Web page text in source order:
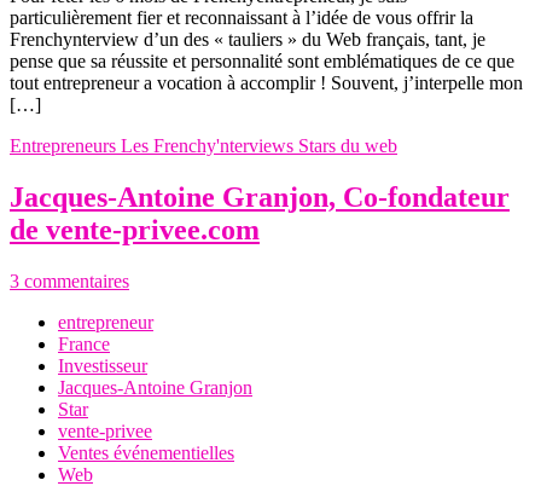
particulièrement fier et reconnaissant à l’idée de vous offrir la
Frenchynterview d’un des « tauliers » du Web français, tant, je
pense que sa réussite et personnalité sont emblématiques de ce que
tout entrepreneur a vocation à accomplir ! Souvent, j’interpelle mon
[…]
Entrepreneurs Les Frenchy'nterviews Stars du web
Jacques-Antoine Granjon, Co-fondateur
de vente-privee.com
3 commentaires
entrepreneur
France
Investisseur
Jacques-Antoine Granjon
Star
vente-privee
Ventes événementielles
Web